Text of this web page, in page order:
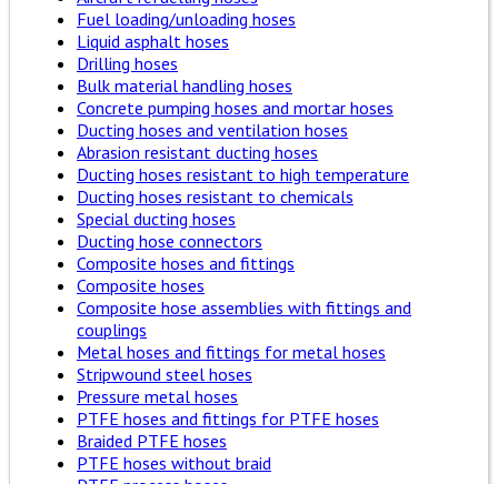
Fuel loading/unloading hoses
Liquid asphalt hoses
Drilling hoses
Bulk material handling hoses
Concrete pumping hoses and mortar hoses
Ducting hoses and ventilation hoses
Abrasion resistant ducting hoses
Ducting hoses resistant to high temperature
Ducting hoses resistant to chemicals
Special ducting hoses
Ducting hose connectors
Composite hoses and fittings
Composite hoses
Composite hose assemblies with fittings and
couplings
Metal hoses and fittings for metal hoses
Stripwound steel hoses
Pressure metal hoses
PTFE hoses and fittings for PTFE hoses
Braided PTFE hoses
PTFE hoses without braid